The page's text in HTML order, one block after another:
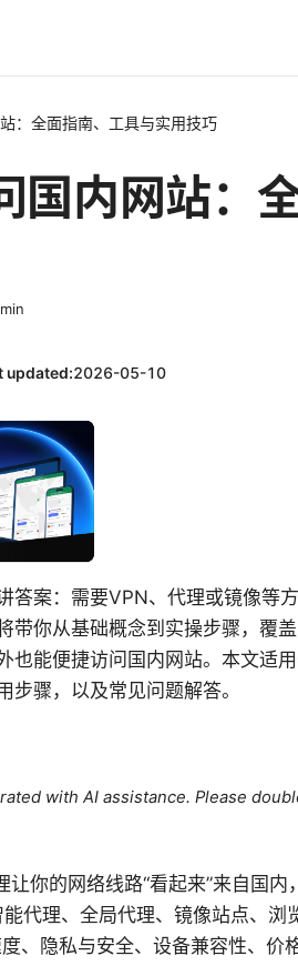
：全面指南、工具与实用技巧
国内网站：
min
updated:2026-05-10
答案：需要VPN、代理或镜像等
带你从基础概念到实操步骤，覆
也能便捷访问国内网站。本文适
步骤，以及常见问题解答。
with AI assistance. Please
你的网络线路“看起来”来自国内
代理、全局代理、镜像站点、浏
、隐私与安全、设备兼容性、价